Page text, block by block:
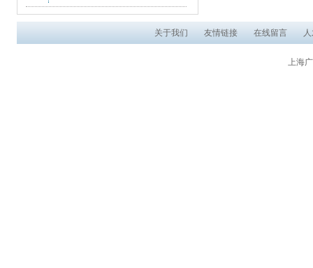
关于我们 友情链接 在线留言
上海